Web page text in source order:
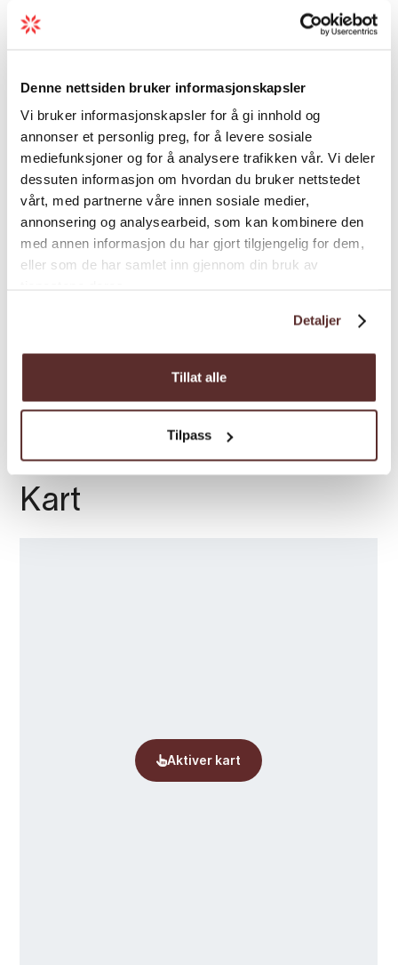
Denne nettsiden bruker informasjonskapsler
Vi bruker informasjonskapsler for å gi innhold og
annonser et personlig preg, for å levere sosiale
mediefunksjoner og for å analysere trafikken vår. Vi deler
dessuten informasjon om hvordan du bruker nettstedet
vårt, med partnerne våre innen sosiale medier,
annonsering og analysearbeid, som kan kombinere den
med annen informasjon du har gjort tilgjengelig for dem,
eller som de har samlet inn gjennom din bruk av
Detaljer
Tillat alle
Tilpass
gå i sentrum av Kinsarvik og legge til
ytterlegare 2 km kvar veg.
skytefeltet, før du kryssar elva Vivippo. Snu
tilbake hvis du ser helikopterbasen på høgre
side.Parkeringsavgift:gratis
Lengde:5 km (ein veg), eller mindre hvis du
vender tilbake tidlegare.
Total stigning:
700 meter, eller mindre hvis
du vender tilbake tidlegare.
Total gangtid: 3 - 6 timar (2 fossar eller 4
Mai - Oktober
Last meir
Gradering
Varighet
Kart